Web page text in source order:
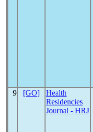
9 [GO]
Health
Residencies
Journal - HRJ